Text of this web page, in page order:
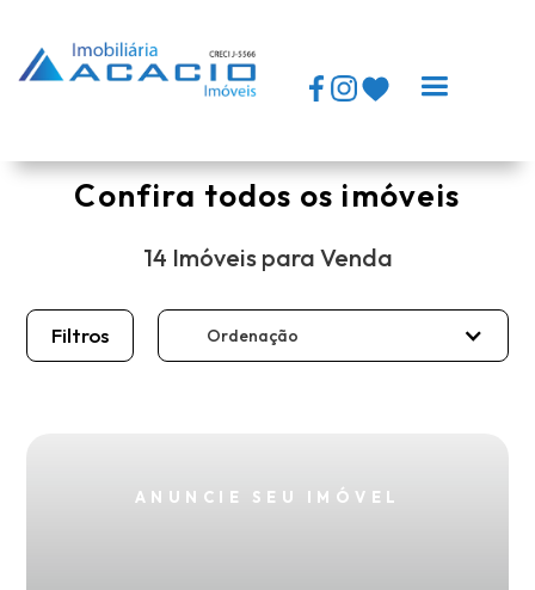
Confira todos os imóveis
14 Imóveis para Venda
Filtros Ordenação
ANUNCIE SEU IMÓVEL